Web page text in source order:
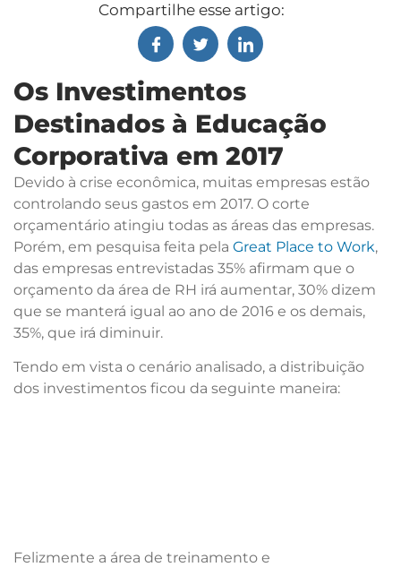
Compartilhe esse artigo:
Os Investimentos
Destinados à Educação
Corporativa em 2017
Devido à crise econômica, muitas empresas estão
controlando seus gastos em 2017. O corte
orçamentário atingiu todas as áreas das empresas.
Porém, em pesquisa feita pela Great Place to Work,
das empresas entrevistadas 35% afirmam que o
orçamento da área de RH irá aumentar, 30% dizem
que se manterá igual ao ano de 2016 e os demais,
35%, que irá diminuir.
Tendo em vista o cenário analisado, a distribuição
dos investimentos ficou da seguinte maneira:
Felizmente a área de treinamento e